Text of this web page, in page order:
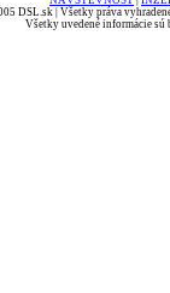
DSL.sk | Všetky práva
Všetky uvedené informácie sú